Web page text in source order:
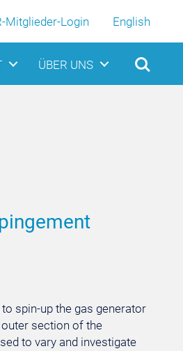
Mitglieder-Login English
ÜBER UNS
spin-up the gas generator
section of the
to vary and investigate